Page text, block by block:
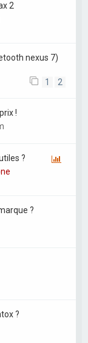
2
nexus 7)
1 2
!
?
?
?